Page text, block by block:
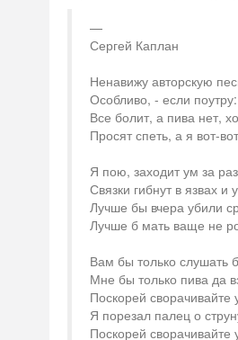
Сергей Каплан
Ненавижу авторскую
Особливо, - если поутру:
Все болит, а пива нет,
Просят спеть, а я вот-
Я пою, заходит ум за
Связки гибнут в язвах и
Лучше бы вчера убили
Лучше б мать ваще не
Вам бы только слушать
Мне бы только пива да
Поскорей сворачивайте
Я порезал палец о
Поскорей сворачивайте